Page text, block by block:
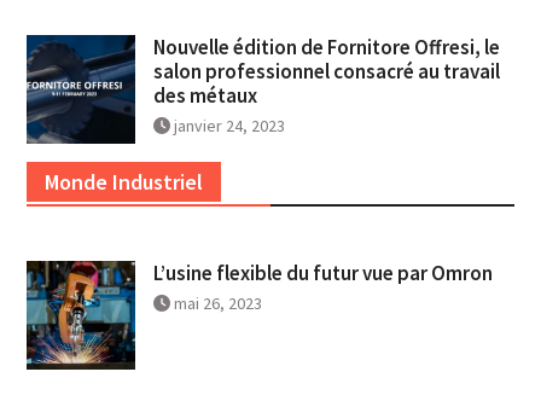
Nouvelle édition de Fornitore Offresi, le
salon professionnel consacré au travail
des métaux
janvier 24, 2023
Monde Industriel
L’usine flexible du futur vue par Omron
mai 26, 2023